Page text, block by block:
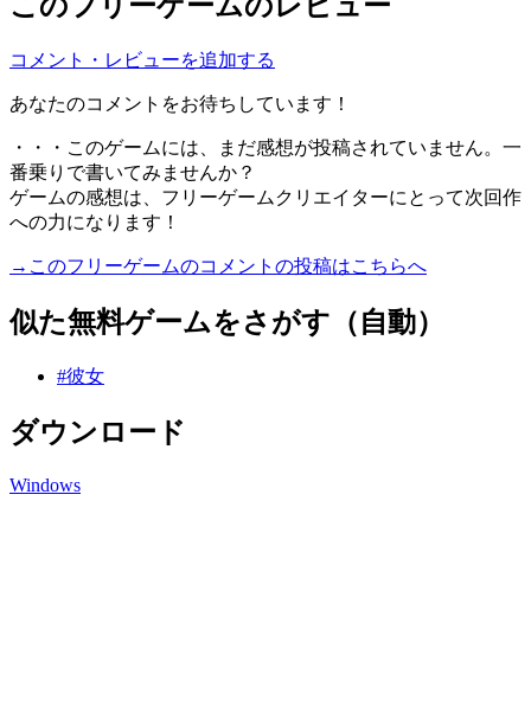
コメント・レビューを追加する
あなたのコメントをお待ちしています！
・・・このゲームには、まだ感想が投稿されていません。一
番乗りで書いてみませんか？
ゲームの感想は、フリーゲームクリエイターにとって次回作
への力になります！
→このフリーゲームのコメントの投稿はこちらへ
似た無料ゲームをさがす（自動）
#彼女
ダウンロード
Windows